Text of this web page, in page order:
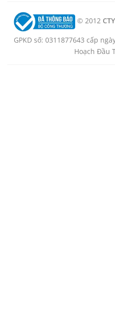
© 2012
GPKD số: 0311877643 cấp
Hoạch Đầu